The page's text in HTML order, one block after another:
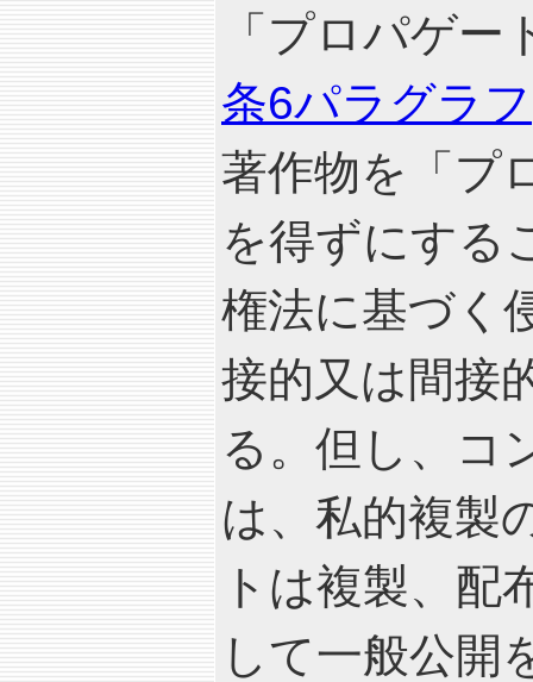
「プロパゲ
条6パラグラフ
著作物を「プ
を得ずにする
権法に基づく
接的又は間接
る。但し、コ
は、私的複製
トは複製、配
して一般公開